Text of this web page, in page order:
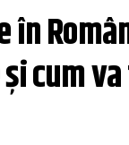
cum